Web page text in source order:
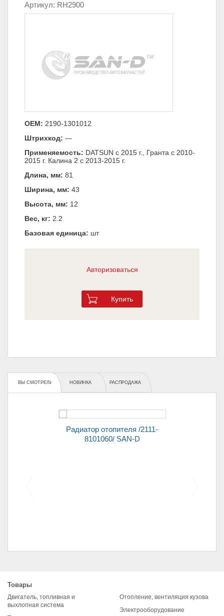
Артикул: RH2900
ОЕМ: 2190-1301012
Штрихкод: —
Применяемость: DATSUN с 2015 г., Гранта с 2010-
2015 г. Калина 2 с 2013-2015 г.
Длина, мм: 81
Ширина, мм: 43
Высота, мм: 12
Вес, кг: 2.2
Базовая единица: шт
Авторизоваться
Купить
ВЫ СМОТРЕЛИ НОВИНКА РАСПРОДАЖА
Радиатор отопителя /2111-
8101060/ SAN-D
Товары
Двигатель, топливная и
выхлопная система
Отопление, вентиляция кузова
Электрооборудование